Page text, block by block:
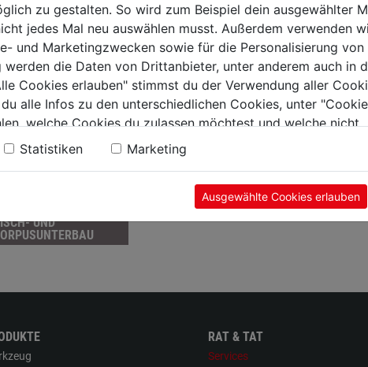
DREH- U.
DREHKIPPBESCHLÄGE
UND
RAT & TAT
Services
zu gestalten. So wird zum Beispiel dein ausgewählter
jedes Mal neu auswählen musst. Außerdem verwenden
und Marketingzwecken sowie für die Personalisierung von
werden die Daten von Drittanbieter, unter anderem auch in
Cookies erlauben" stimmst du der Verwendung aller
alle Infos zu den unterschiedlichen Cookies, unter
welche Cookies du zulassen möchtest und welche nicht.
findest du in unserer
Datenschutzerklärung
Statistiken Marketing
Ausgewählte Cookies erlauben